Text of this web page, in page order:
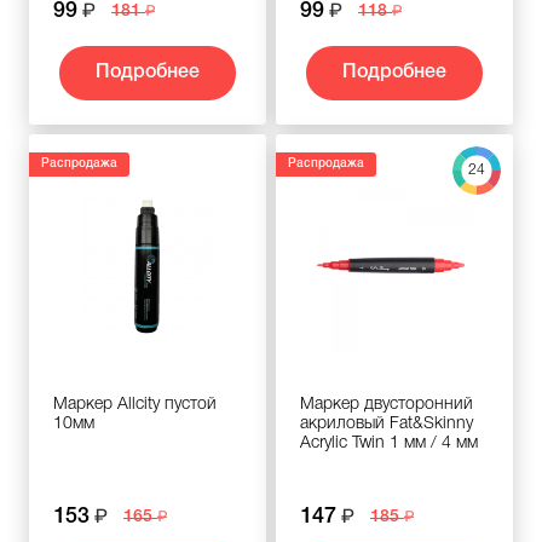
99 181
Подробнее
99 118
Подробнее
Распродажа
Маркер Allcity пустой
10мм
153 165
24
Распродажа
Маркер двусторонний
акриловый Fat&Skinny
Acrylic Twin 1 мм / 4 мм
147 185